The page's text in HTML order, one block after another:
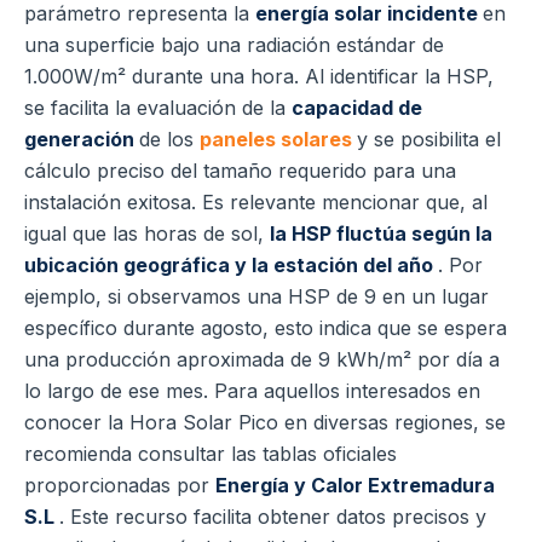
parámetro representa la energía solar incidente en
una superficie bajo una radiación estándar de
1.000W/m² durante una hora. Al identificar la HSP,
se facilita la evaluación de la capacidad de
generación de los paneles solares y se posibilita el
cálculo preciso del tamaño requerido para una
instalación exitosa. Es relevante mencionar que, al
igual que las horas de sol, la HSP fluctúa según la
ubicación geográfica y la estación del año . Por
ejemplo, si observamos una HSP de 9 en un lugar
específico durante agosto, esto indica que se espera
una producción aproximada de 9 kWh/m² por día a
lo largo de ese mes. Para aquellos interesados en
conocer la Hora Solar Pico en diversas regiones, se
recomienda consultar las tablas oficiales
proporcionadas por Energía y Calor Extremadura
S.L . Este recurso facilita obtener datos precisos y